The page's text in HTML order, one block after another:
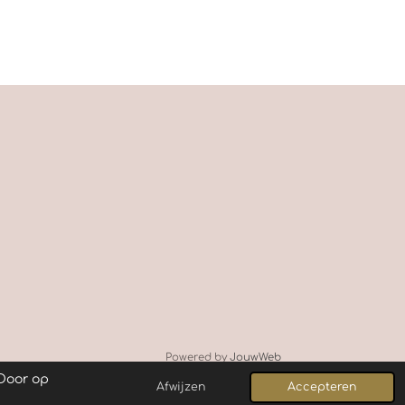
op
Afwijzen Accepteren
Powered by JouwWeb